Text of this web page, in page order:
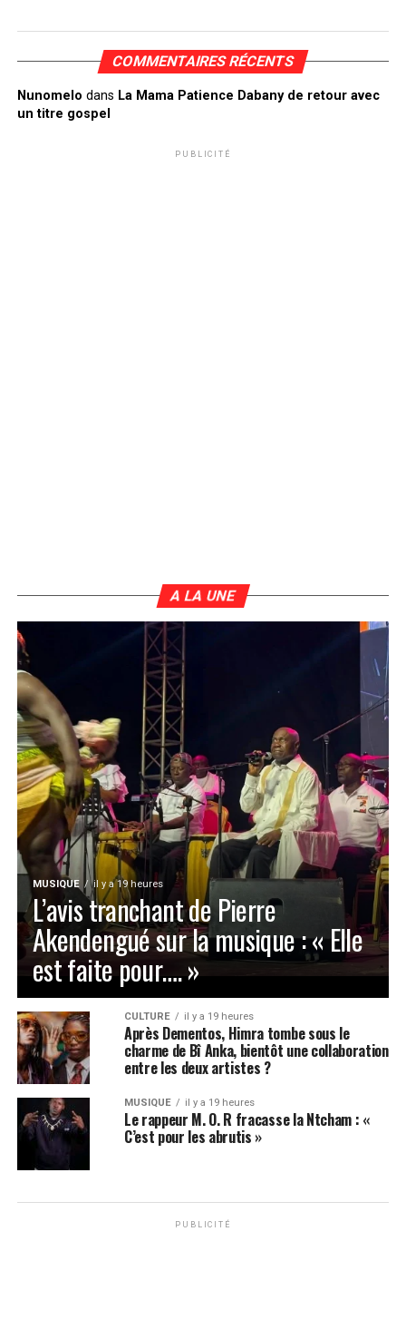
COMMENTAIRES RÉCENTS
Nunomelo dans La Mama Patience Dabany de retour avec
un titre gospel
PUBLICITÉ
A LA UNE
MUSIQUE il y a 19 heures
L’avis tranchant de Pierre
Akendengué sur la musique : « Elle
est faite pour…. »
CULTURE il y a 19 heures
Après Dementos, Himra tombe sous le
charme de Bî Anka, bientôt une collaboration
entre les deux artistes ?
MUSIQUE il y a 19 heures
Le rappeur M. O. R fracasse la Ntcham : «
C’est pour les abrutis »
PUBLICITÉ